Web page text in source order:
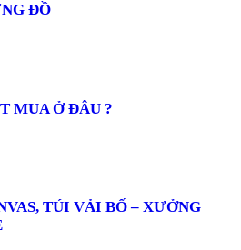
ĐỒ
MUA Ở ĐÂU ?
TÚI VẢI BỐ – XƯỞNG